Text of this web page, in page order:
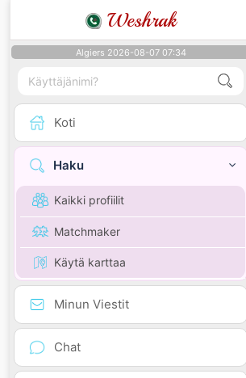
Weshrak
Algiers 2026-08-07 07:34
Koti
Haku
Kaikki profiilit
Matchmaker
Käytä karttaa
Minun Viestit
Chat